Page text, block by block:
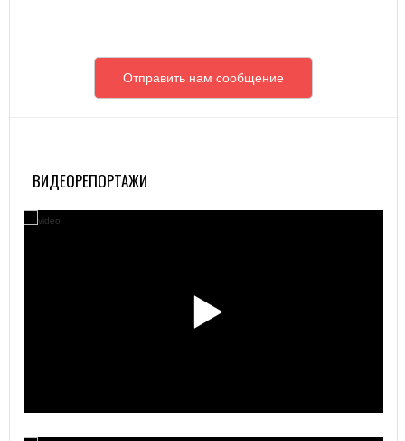
Отправить нам сообщение
ВИДЕОРЕПОРТАЖИ